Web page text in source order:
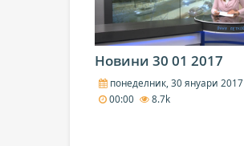
Новини 30 01 2017
понеделник, 30 януари 2017
00:00
8.7k